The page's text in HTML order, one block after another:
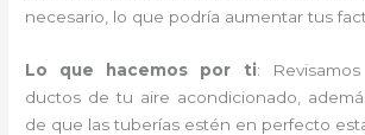
necesario, lo que podría aumentar tus
Lo que hacemos por ti:
ductos de tu aire acondicionado,
de que las tuberías estén en perfecto